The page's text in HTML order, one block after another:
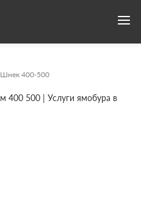
Шнек 400-500